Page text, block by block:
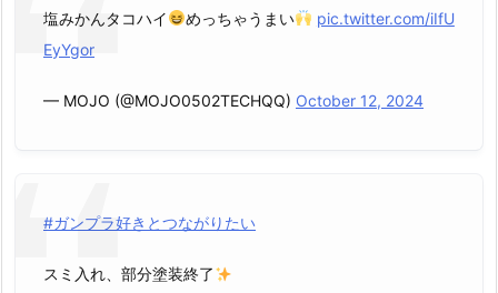
塩みかんタコハイ めっちゃうまい
pic.twitter.com/iIfU
EyYgor
— MOJO (@MOJO0502TECHQQ) October 12, 2024
#ガンプラ好きとつながりたい
スミ入れ、部分塗装終了